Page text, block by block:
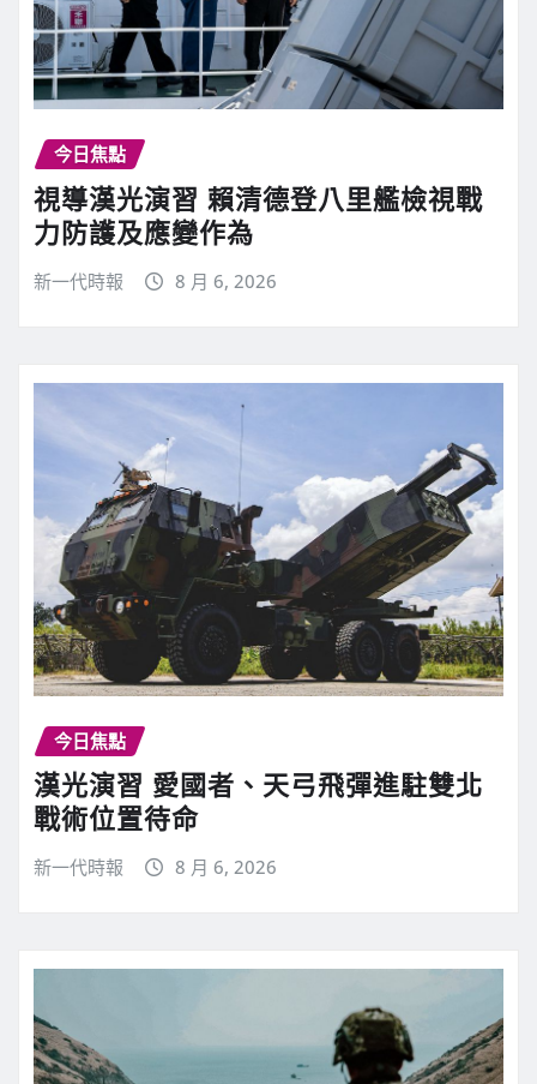
今日焦點
視導漢光演習 賴清德登八里艦檢視戰
力防護及應變作為
新一代時報 8 月 6, 2026
今日焦點
漢光演習 愛國者、天弓飛彈進駐雙北
戰術位置待命
新一代時報 8 月 6, 2026